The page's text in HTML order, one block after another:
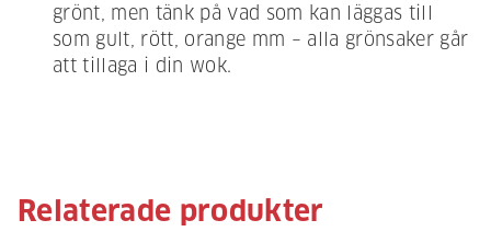
grönt, men tänk på vad som kan läggas till
som gult, rött, orange mm – alla grönsaker går
att tillaga i din wok.
Relaterade produkter